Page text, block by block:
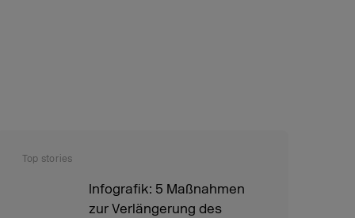
Top stories
Infografik: 5 Maßnahmen
zur Verlängerung des